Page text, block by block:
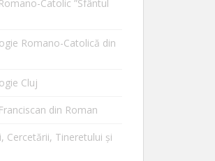
Catolic ”Sfântul
Romano-Catolică din
Cluj
din Roman
Cercetării, Tineretului şi